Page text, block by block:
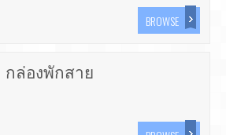
BROWSE
กล่องพักสาย